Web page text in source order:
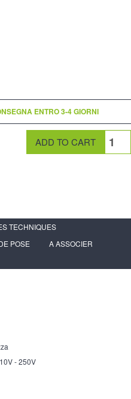
Sito Ufficiale di
ENTRO 3-4 GIORNI
TECHNIQUES
POSE
A ASSOCIER
- 250V